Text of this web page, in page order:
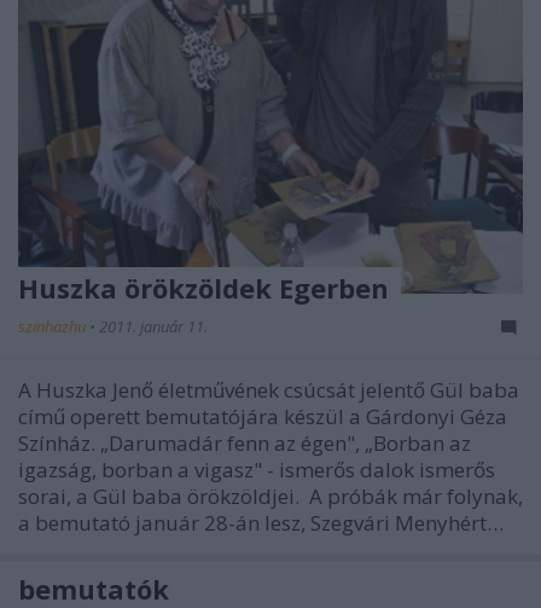
Huszka örökzöldek Egerben
szinhazhu • 2011. január 11.
A Huszka Jenő életművének csúcsát jelentő Gül baba
című operett bemutatójára készül a Gárdonyi Géza
Színház. „Darumadár fenn az égen", „Borban az
igazság, borban a vigasz" - ismerős dalok ismerős
sorai, a Gül baba örökzöldjei. A próbák már folynak,
a bemutató január 28-án lesz, Szegvári Menyhért…
bemutatók